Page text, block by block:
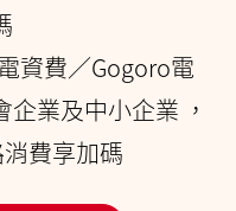
資費／Gogoro電
業及中小企業 ，
費享加碼